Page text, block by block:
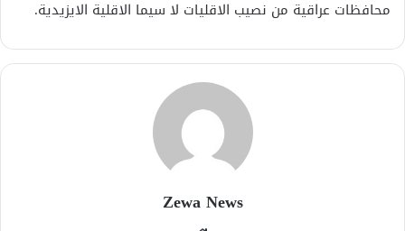
محافظات عراقية من نصيب الاقليات لا سيما الاقلية الايزيدية.
Zewa News